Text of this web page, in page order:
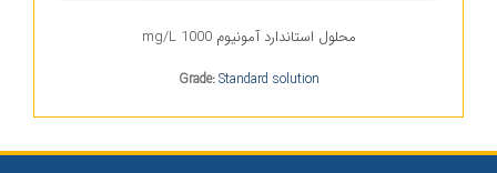
محلول استاندارد آمونیوم 1000 mg/L
Grade:Standard solution